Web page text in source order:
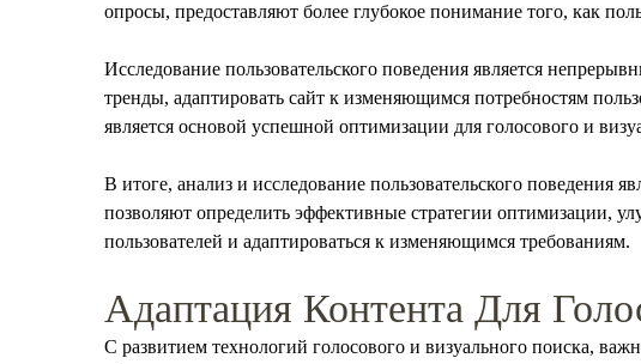
опросы, предоставляют более глубокое понимание того, как
Исследование пользовательского поведения является
тренды, адаптировать сайт к изменяющимся потребностям
является основой успешной оптимизации для голосового и
В итоге, анализ и исследование пользовательского
позволяют определить эффективные стратегии оптимизации,
пользователей и адаптироваться к изменяющимся требованиям.
Адаптация Контента Для
С развитием технологий голосового и визуального поиска,